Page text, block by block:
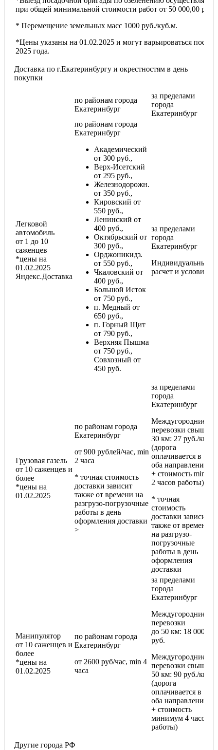
при общей минимальной стоимости работ от 50 000,00 руб.
* Перемещение земельных масс 1000 руб./куб.м.
*Цены указаны на 01.02.2025 и могут варьироваться после
2025 года.
Доставка по г.Екатеринбургу и окрестностям в день
покупки
по районам города
Екатеринбург
за пределами
города
Екатеринбург
Легковой
автомобиль
от 1 до 10
саженцев
*цены на
01.02.2025
Яндекс.Доставка
по районам города
Екатеринбург
Академический
от 300 руб.,
Верх-Исетский
от 295 руб.,
Железнодорожн.
от 350 руб.,
Кировский от
550 руб.,
Ленинский от
400 руб.,
Октябрьский от
300 руб.,
Орджоникидз.
от 550 руб.,
Чкаловский от
400 руб.,
Большой Исток
от 750 руб.,
п. Медный от
650 руб.,
п. Горный Щит
от 790 руб.,
Верхняя Пышма
от 750 руб.,
Совхозный от
450 руб.
за пределами
города
Екатеринбург
Индивидуальный
расчет и условия
Грузовая газель
от 10 саженцев и
более
*цены на
01.02.2025
по районам города
Екатеринбург
от 900 рублей/час, min
2 часа
* точная стоимость
доставки зависит
также от времени на
разгрузо-погрузочные
работы в день
оформления доставки
>
за пределами
города
Екатеринбург
Междугородние
перевозки свыше
30 км: 27 руб./км
(дорога
оплачивается в
оба направления
+ стоимость min
2 часов работы)
* точная
стоимость
доставки зависит
также от времени
на разгрузо-
погрузочные
работы в день
оформления
доставки
Манипулятор
от 10 саженцев и
более
*цены на
01.02.2025
по районам города
Екатеринбург
от 2600 руб/час, min 4
часа
за пределами
города
Екатеринбург
Междугородние
перевозки
до 50 км: 18 000
руб.
Междугородние
перевозки свыше
50 км: 90 руб./км
(дорога
оплачивается в
оба направления
+ стоимость
минимум 4 часов
работы)
Другие города РФ